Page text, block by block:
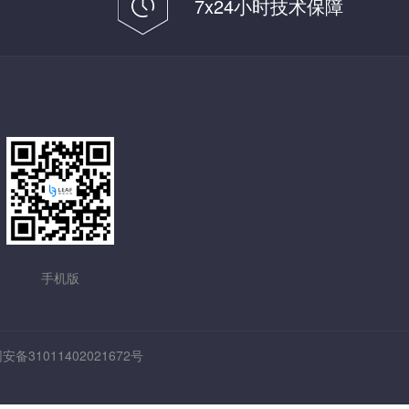
7x24小时技术保障
手机版
备31011402021672号